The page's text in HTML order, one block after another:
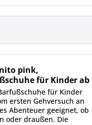
pink,
für Kinder ab
für Kinder
ersten Gehversuch an
Abenteuer geeignet, ob
oder draußen. Die